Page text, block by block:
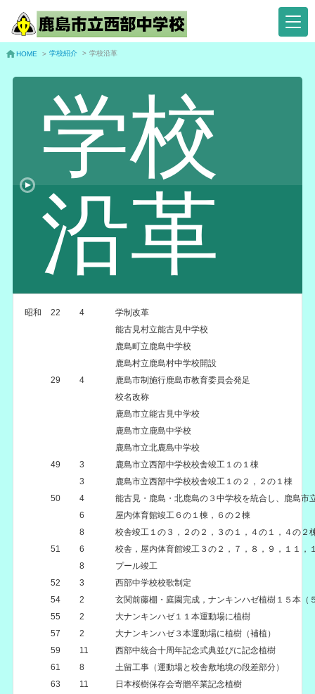
HOME > 学校紹介 > 学校沿革
学校
沿革
昭和 22 4
学制改革
能古見村立能古見中学校
鹿島町立鹿島中学校
鹿島村立鹿島村中学校開設
29
4
鹿島市制施行鹿島市教育委員会発足
校名改称
鹿島市立能古見中学校
鹿島市立鹿島中学校
鹿島市立北鹿島中学校
49
3
鹿島市立西部中学校校舎竣工１の１棟
3
鹿島市立西部中学校校舎竣工１の２，２の１棟
50
4
能古見・鹿島・北鹿島の３中学校を統合し、鹿島市
6
屋内体育館竣工６の１棟，６の２棟
8
校舎竣工１の３，２の２，３の１，４の１，４の２
51
6
校舎，屋内体育館竣工３の２，７，８，９，１１，
8
プール竣工
52
3
西部中学校校歌制定
54
2
玄関前藤棚・庭園完成，ナンキンハゼ植樹１５本（
55
2
大ナンキンハゼ１１本運動場に植樹
57
2
大ナンキンハゼ３本運動場に植樹（補植）
59
11
西部中統合十周年記念式典並びに記念植樹
61
8
土留工事（運動場と校舎敷地境の段差部分）
63
11
日本桜樹保存会寄贈卒業記念植樹